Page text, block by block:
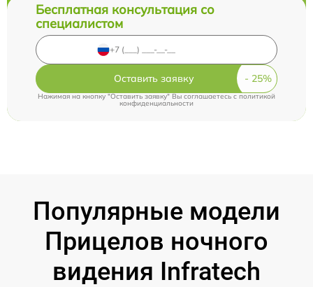
Бесплатная консультация со
специалистом
Оставить заявку
Нажимая на кнопку "Оставить заявку" Вы соглашаетесь cполитикой
конфиденциальности
Популярные модели
Прицелов ночного
видения Infratech